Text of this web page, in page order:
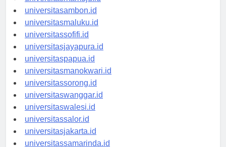
universitasmamuju.id
universitasambon.id
universitasmaluku.id
universitassofifi.id
universitasjayapura.id
universitaspapua.id
universitasmanokwari.id
universitassorong.id
universitaswanggar.id
universitaswalesi.id
universitassalor.id
universitasjakarta.id